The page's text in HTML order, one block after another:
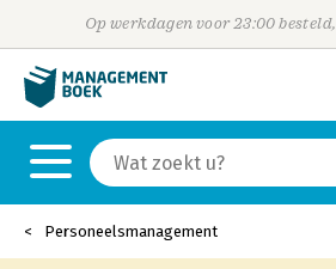
Op werkdagen voor 23:00
Personeelsmanagement